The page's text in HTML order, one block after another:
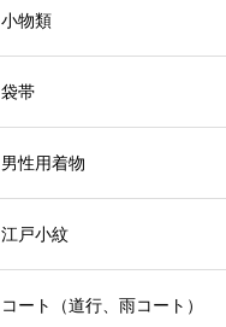
小物類
袋帯
男性用着物
江戸小紋
コート（道行、雨コート）